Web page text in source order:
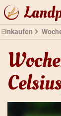
Einkaufen